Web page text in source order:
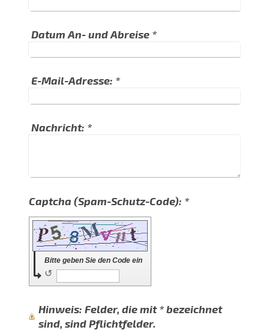
Datum An- und Abreise*
E-Mail-Adresse: *
Nachricht: *
Captcha (Spam-Schutz-Code): *
Bitte geben Sie den Code ein
↺
Hinweis : Felder, die mit*bezeichnet
sind, sind Pflichtfelder.